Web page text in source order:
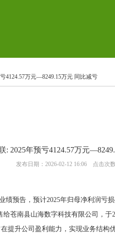
4124.57万元—8249.15万元 同比减亏
: 2025年预亏4124.57万元
发布日期：2026-02-12 16:06 点击次
绩预告，预计2025年归母净利润
苍南县山海数字科技有限公司，
提升公司盈利能力，实现业务结构